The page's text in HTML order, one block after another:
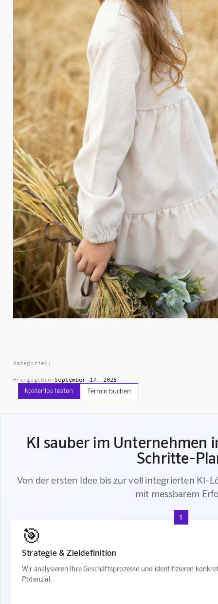
Kategorien:
Freigegeben: September 17, 2025
kostenlos testen Termin buchen
KI sauber im Unternehmen
Schritte-
Von der ersten Idee bis zur voll integrierten KI-
mit messbarem
1
🎯
Strategie & Zieldefinition
Wir analysieren Ihre Geschäftsprozesse und identifizieren
Potenzial.